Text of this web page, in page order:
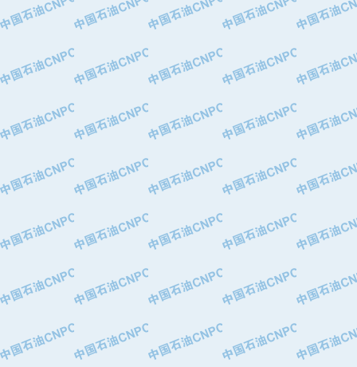
·西安长庆钻宇集团咸阳石化有限公司
·新疆新冠控制系统工程有限公司
·新疆安维消防设施器材有限公司
·华北石油津工机械制造有限公司
·上海山武控制仪表有限公司
·上海赛科石油化工有限责任公司
·上海高桥石化
·中国石化扬子石油化工股份有限公司
·中国石化长岭炼化公司
·中国石油长庆油田分公司
·山东墨龙石油机械股份有限公司
·大庆油田物资集团
·南阳防爆集团有限公司
·乳山市力久特种电机有限公司